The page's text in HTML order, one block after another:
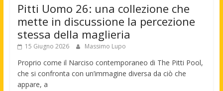
Pitti Uomo 26: una collezione che
mette in discussione la percezione
stessa della maglieria
15 Giugno 2026 Massimo Lupo
Proprio come il Narciso contemporaneo di The Pitti Pool,
che si confronta con un’immagine diversa da ciò che
appare, a